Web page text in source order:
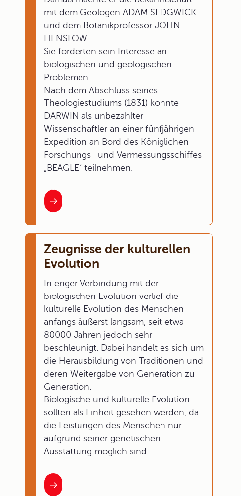
mit dem Geologen ADAM SEDGWICK
und dem Botanikprofessor JOHN
HENSLOW.
Sie förderten sein Interesse an
biologischen und geologischen
Problemen.
Nach dem Abschluss seines
Theologiestudiums (1831) konnte
DARWIN als unbezahlter
Wissenschaftler an einer fünfjährigen
Expedition an Bord des Königlichen
Forschungs- und Vermessungsschiffes
„BEAGLE“ teilnehmen.
Zeugnisse der kulturellen
Evolution
In enger Verbindung mit der
biologischen Evolution verlief die
kulturelle Evolution des Menschen
anfangs äußerst langsam, seit etwa
80000 Jahren jedoch sehr
beschleunigt. Dabei handelt es sich um
die Herausbildung von Traditionen und
deren Weitergabe von Generation zu
Generation.
Biologische und kulturelle Evolution
sollten als Einheit gesehen werden, da
die Leistungen des Menschen nur
aufgrund seiner genetischen
Ausstattung möglich sind.